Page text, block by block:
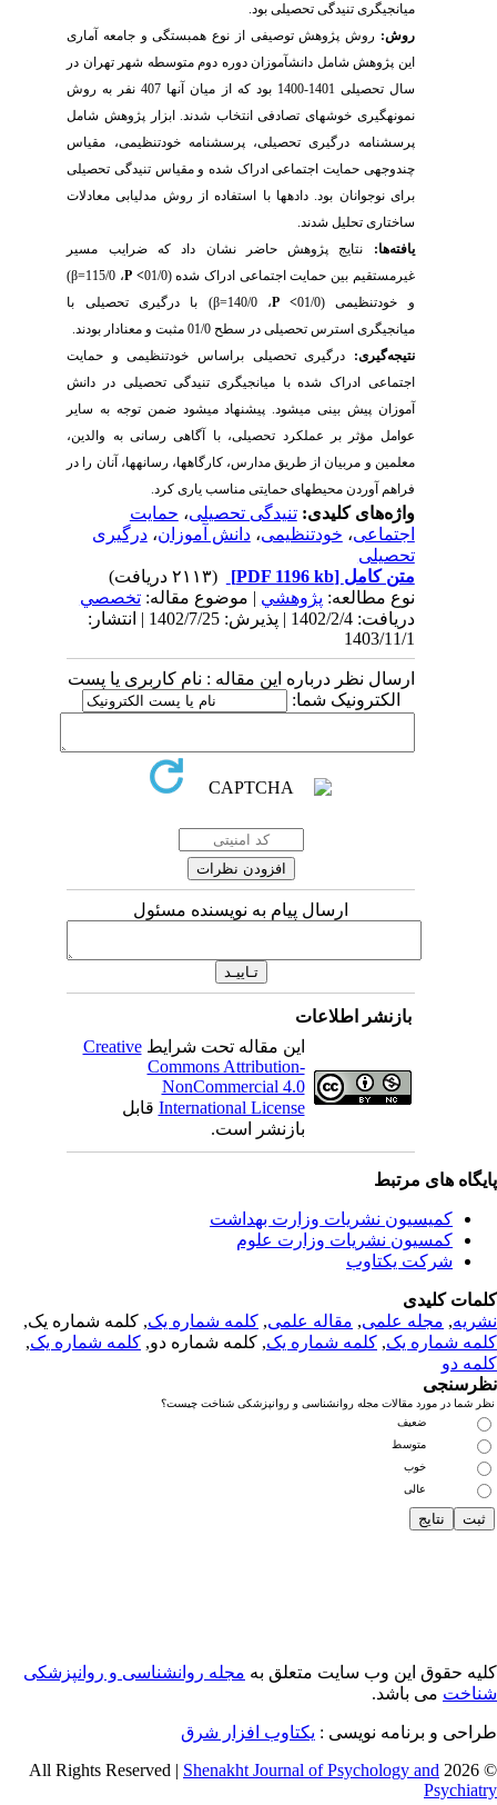
میانجیگری تنیدگی تحصیلی بود.
روش:روش پژوهش توصیفی از نوع همبستگی و جامعه آماری
این پژوهش شامل دانش آموزان دوره دوم متوسطه شهر تهران در
سال تحصیلی 1401-1400 بود که از میان آنها 407 نفر به روش
نمونه­گیری خوشه­ای تصادفی انتخاب شدند. ابزار پژوهش شامل
پرسشنامه درگیری تحصیلی، پرسشنامه خودتنظیمی،مقیاس
چندوجهی حمایت اجتماعی ادراک شده و مقیاس تنیدگی تحصیلی
برای نوجوانان بود. داده­ها با استفاده از روش مدلیابی معادلات
ساختاری تحلیل شدند.
یافته‌­ها:نتایج پژوهش حاضر نشان داد که ضرایب مسیر
غیرمستقیم بین حمایت اجتماعی ادراک شده (01/0
>
P، 115/0= β
)
و خودتنظیمی ( 01/0
>
P ، 140/0= β) با درگیری تحصیلی با
میانجیگری استرس تحصیلی در سطح 01/0 مثبت و معنادار بودند.
نتیجه­‌گیری:درگیری تحصیلی براساس خودتنظیمی و حمایت
اجتماعی ادراک شده با میانجیگری تنیدگی تحصیلی در دانش
آموزان پیش بینی می­شود. پیشنهاد می­شودضمن توجه به سایر
عوامل مؤثر بر عملکرد تحصیلی، با آگاهی رسانی به والدین،
معلمین و مربیان از طریق مدارس، کارگاه­ها، رسانه­ها، آنان را در
فراهم آوردن محیط­های حمایتی مناسب یاری کرد.
واژه‌های کلیدی:تنیدگی تحصیلی،حمایت
اجتماعی،خودتنظیمی،دانش آموزان ،درگیری
تحصیلی
متن کامل[PDF 1196 kb]
نوع مطالعه:پژوهشي| موضوع مقاله:تخصصي
دریافت: 1402/2/4 | پذیرش: 1402/7/25 | انتشار:
1403/11/1
ارسال نظر درباره این مقاله : نام کاربری یا پست
الکترونیک شما:
ارسال پیام به نویسنده مسئول
بازنشر اطلاعات
این مقاله تحت شرایطCreative
Commons Attribution-
NonCommercial 4.0
International Licenseقابل
بازنشر است.
های مرتبط
کمیسیون نشریات وزارت بهداشت
کمسیون نشریات وزارت علوم
شرکت یکتاوب
کلیدی
,مجله علمی, مقاله علمی, کلمه شماره یک, کلمه شماره یک,
شماره یک,کلمه شماره یک, کلمه شماره دو,کلمه شماره یک,
دو
شما در مورد مقالات مجله روانشناسی و روانپزشکی شناخت چیست؟
ضعیف
متوسط
خوب
عالی
حقوق این وب سایت متعلق بهمجله روانشناسی و روانپزشکی
می باشد.
و برنامه نویسی : یکتاوب افزار شرق
©
Shenakht Journal of Psychology and